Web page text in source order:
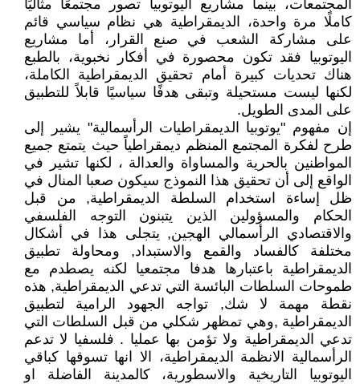
المجتمعات، بينما مشاريع اليوتوبيا تصور مجتمعًا مثاليًا
كاملًا مرة واحدة، الديمقراطية هي نظام سياسي قائم
على مشاركة الشعب في صنع القرار، أما مشاريع
اليوتوبيا فقد تكون محصورة في أفكار نخبوية، بالطبع
هناك تحديات كبيرة أمام تحقيق الديمقراطية الكاملة،
لكنها ليست مستحيلة وتبقى هدفًا سياسيًا قابلاً للتطبيق
على المدى الطويل.
إن مفهوم "يوتوبيا الديمقراطيات الرأسمالية" يشير إلى
طرح لفكرة المجتمع المنظم ديمقراطياً حيث يتمتع جميع
المواطنين بالحرية والمساواة والعدالة ، لكنها تشير في
الواقع إلى أن تحقيق هذا النموذج سيكون صعبا المنال في
ظل إساءة استخدام السلطة الديمقراطية, من قبل
الحكام والمسؤولين الذين يتبنون التوجه الفلسفي
والاقتصادي الرأسمالي الهجين, يتجلى هذا في أشكال
مختلفة كالفساد والقمع والاستبداد, ومحاولة تطبيق
الديمقراطية باعتبارها هدفا مجتمعيا لكنه يصطدم مع
طموحات السلطات البائسة التي تدعي الديمقراطية, هذه
نقطة مهمة لا شك, تواجه الجهود الرامية لتطبيق
الديمقراطية ,وهي تمظهر شكلي من قبل السلطات التي
تدعي الديمقراطية ولا تؤمن بها عمليا . فلسفيا لا تدعم
الرأسمالية الانظمة الديمقراطية، الا انها تسوقها كباقي
اليوتوبيا التاريخية والاسطورية، كالمدينة الفاضلة او